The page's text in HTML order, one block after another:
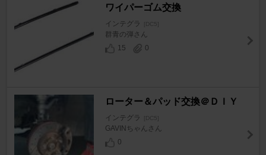
ワイパーゴム交換
インテグラ [DC5]
群青の弾さん
15
0
ローター＆パッド交換＠ＤＩＹ
インテグラ [DC5]
GAVINちゃんさん
0